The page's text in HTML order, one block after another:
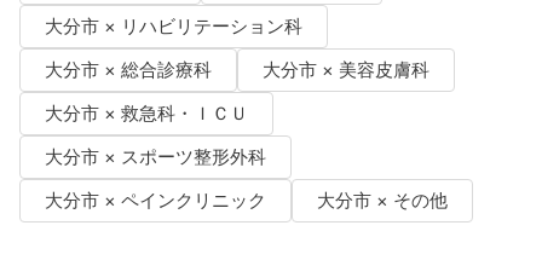
大分市 × リハビリテーション科
大分市 × 総合診療科
大分市 × 美容皮膚科
大分市 × 救急科・ＩＣＵ
大分市 × スポーツ整形外科
大分市 × ペインクリニック
大分市 × その他